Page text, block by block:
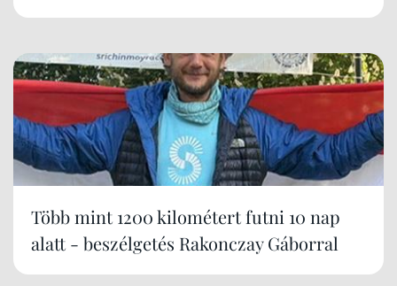
Több mint 1200 kilométert futni 10 nap
alatt - beszélgetés Rakonczay Gáborral